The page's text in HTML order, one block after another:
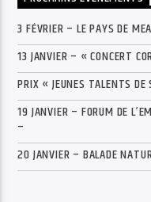
3 FÉVRIER – LE PAYS DE
13 JANVIER – « CONCERT
PRIX « JEUNES TALENTS
19 JANVIER – FORUM DE
–
20 JANVIER – BALADE